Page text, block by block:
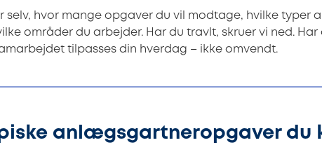
selv, hvor mange opgaver du vil modtage, hvilke typer
områder du arbejder. Har du travlt, skruer vi ned.
tilpasses din hverdag – ikke omvendt.
anlægsgartneropgaver du